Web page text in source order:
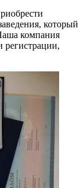
который
компания
регистрации,